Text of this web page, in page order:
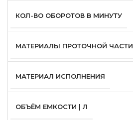
КОЛ-ВО ОБОРОТОВ В МИНУТУ
МАТЕРИАЛЫ ПРОТОЧНОЙ ЧАСТИ
МАТЕРИАЛ ИСПОЛНЕНИЯ
ОБЪЁМ ЕМКОСТИ | Л